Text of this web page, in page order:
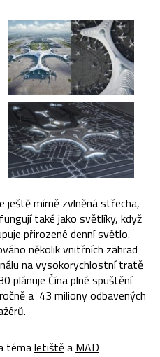
ještě mírně zvlněná střecha,
také jako světlíky, když
přirozené denní světlo.
několik vnitřních zahrad
na vysokorychlostní tratě
plánuje Čína plné spuštění
a 43 miliony odbavených
témaletištěa MAD